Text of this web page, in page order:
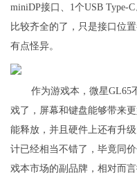
miniDP接口、1个USB Type-
比较齐全的了，只是接口位
有点怪异。
作为游戏本，微星GL65
戏了，屏幕和键盘能够带来
能释放，并且硬件上还有升
计已经相当不错了，毕竟同
戏本市场的副品牌，相对而